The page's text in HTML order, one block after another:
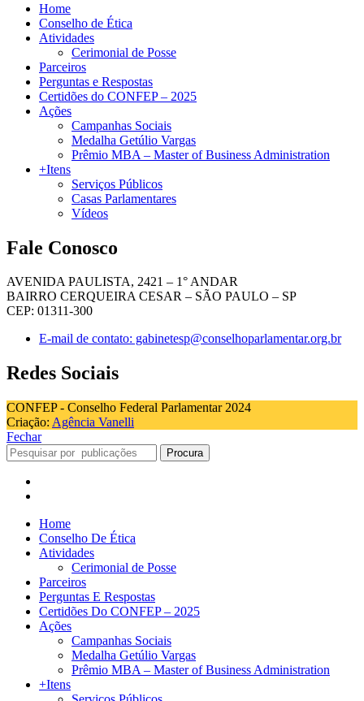
Home
Conselho de Ética
Atividades
Cerimonial de Posse
Parceiros
Perguntas e Respostas
Certidões do CONFEP – 2025
Ações
Campanhas Sociais
Medalha Getúlio Vargas
Prêmio MBA – Master of Business Administration
+Itens
Serviços Públicos
Casas Parlamentares
Vídeos
Fale Conosco
AVENIDA PAULISTA, 2421 – 1° ANDAR
BAIRRO CERQUEIRA CESAR – SÃO PAULO – SP
CEP: 01311-300
E-mail de contato: gabinetesp@conselhoparlamentar.org.br
Redes Sociais
CONFEP - Conselho Federal Parlamentar 2024
Criação: Agência Vanelli
Fechar
Procura
Home
Conselho De Ética
Atividades
Cerimonial de Posse
Parceiros
Perguntas E Respostas
Certidões Do CONFEP – 2025
Ações
Campanhas Sociais
Medalha Getúlio Vargas
Prêmio MBA – Master of Business Administration
+Itens